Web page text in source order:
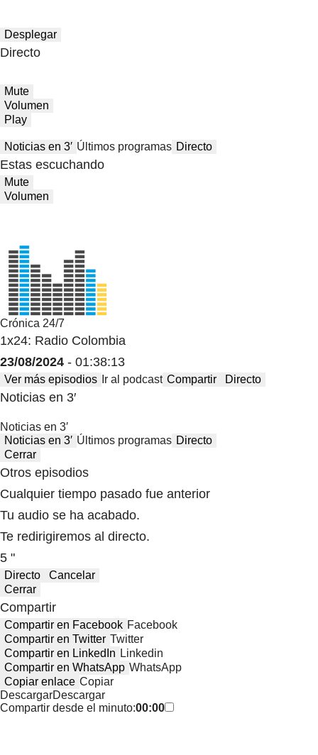
Desplegar
Directo
Mute
Volumen
Play
Noticias en 3′ Últimos programas Directo
Estas escuchando
Mute
Volumen
Crónica 24/7
1x24: Radio Colombia
23/08/2024 - 01:38:13
Ver más episodios Ir al podcast Compartir Directo
Noticias en 3′
Noticias en 3′
Noticias en 3′ Últimos programas Directo
Cerrar
Otros episodios
Cualquier tiempo pasado fue anterior
Tu audio se ha acabado.
Te redirigiremos al directo.
5 "
Directo
Cancelar
Cerrar
Compartir
Compartir en Facebook Facebook
Compartir en Twitter Twitter
Compartir en LinkedIn Linkedin
Compartir en WhatsApp WhatsApp
Copiar enlace Copiar
DescargarDescargar
Compartir desde el minuto:00:00